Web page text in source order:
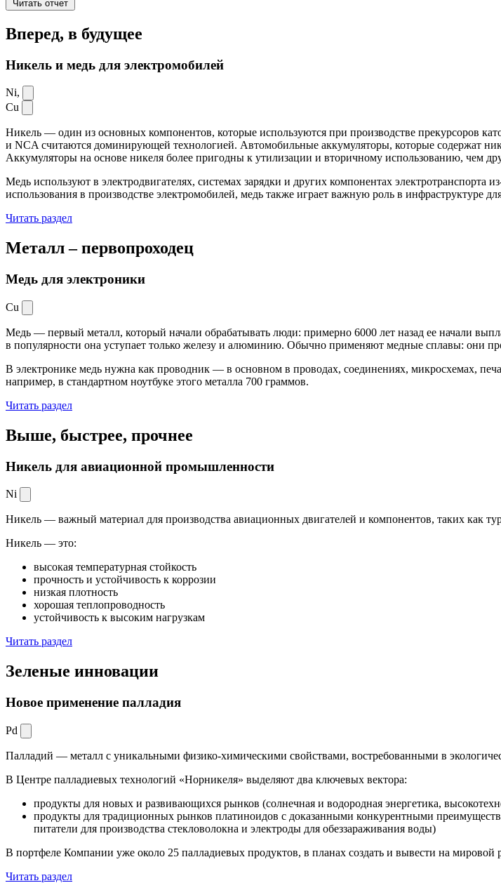
Читать отчет
Вперед, в будущее
Никель и медь для электромобилей
Ni,
Cu
Никель — один из основных компонентов, которые используются при производстве прекурсоров
и NCA считаются доминирующей технологией. Автомобильные аккумуляторы, которые содержат
Аккумуляторы на основе никеля более пригодны к утилизации и вторичному использованию, чем
Медь используют в электродвигателях, системах зарядки и других компонентах
использования в производстве электромобилей, медь также играет важную роль в инфраструктуре
Читать раздел
Металл –первопроходец
Медь для электроники
Cu
Медь — первый металл, который начали обрабатывать люди: примерно 6000 лет назад ее начали
в популярности она уступает только железу и алюминию. Обычно применяют медные сплавы: они
В электронике медь нужна как проводник — в основном в проводах, соединениях, микросхемах,
например, в стандартном ноутбуке этого металла 700 граммов.
Читать раздел
Выше, быстрее, прочнее
Никель для авиационной промышленности
Ni
Никель — важный материал для производства авиационных двигателей и компонентов, таких как
Никель — это:
высокая температурная стойкость
прочность и устойчивость к коррозии
низкая плотность
хорошая теплопроводность
устойчивость к высоким нагрузкам
Читать раздел
Зеленые инновации
Новое применение палладия
Pd
Палладий — металл с уникальными физико-химическими свойствами, востребованными в
В Центре палладиевых технологий «Норникеля» выделяют два ключевых вектора:
продукты для новых и развивающихся рынков (солнечная и водородная энергетика,
продукты для традиционных рынков платиноидов с доказанными конкурентными
питатели для производства стекловолокна и электроды для обеззараживания воды)
В портфеле Компании уже около 25 палладиевых продуктов, в планах создать и вывести на
Читать раздел